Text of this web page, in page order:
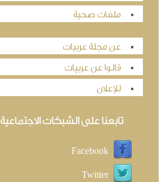
ملفات صحية
عن مجلة عربيات
قالوا عن عربيات
للإعلان
تابعنا على الشبكات الاجتماعية
Facebook
Twitter